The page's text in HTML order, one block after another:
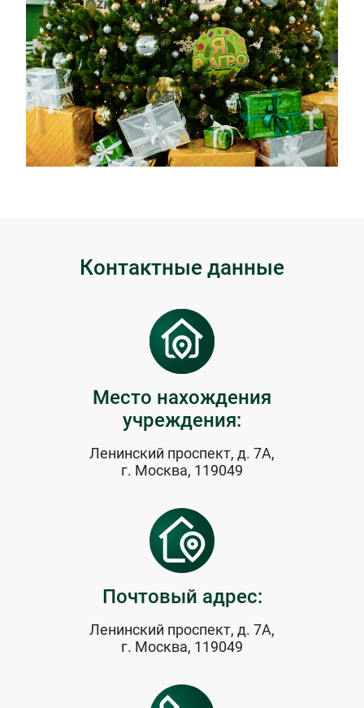
Контактные данные
Место нахождения
учреждения:
Ленинский проспект, д. 7А,
г. Москва, 119049
Почтовый адрес:
Ленинский проспект, д. 7А,
г. Москва, 119049